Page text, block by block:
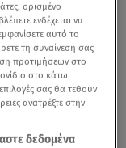
ορισμένο
ενδέχεται να
αυτό το
τη συναίνεσή σας
προτιμήσεων στο
στο κάτω
σας θα τεθούν
ανατρέξτε στην
δεδομένα